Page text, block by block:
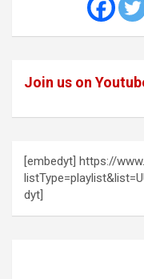
Join us on
[embedyt] https://
dyt]